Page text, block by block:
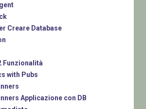
Creare Database
Funzionalità
with Pubs
Applicazione con DB